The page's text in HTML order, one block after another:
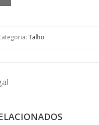
Talho